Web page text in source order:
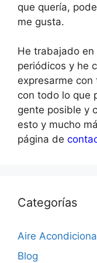
que quería,
me gusta.
He trabajado
periódicos y he
expresarme
con todo lo que
gente posible y
esto y mucho
página de
Categorías
Aire
Blog